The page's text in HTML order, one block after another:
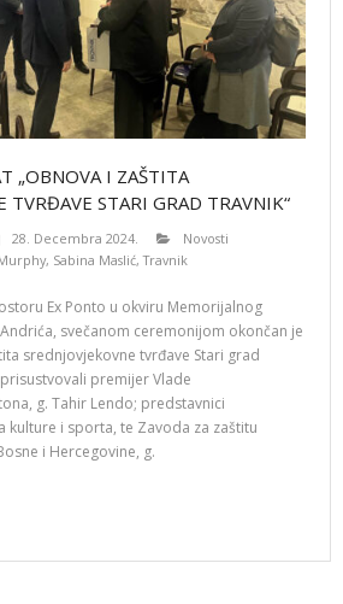
„OBNOVA I ZAŠTITA
TVRĐAVE STARI GRAD TRAVNIK“
28. Decembra 2024.
Novosti
, Sabina Maslić,Travnik
Ex Ponto u okviru Memorijalnog
svečanom ceremonijom okončan je
srednjovjekovne tvrđave Stari grad
premijer Vlade
g. Tahir Lendo; predstavnici
kulture i sporta, te Zavoda za zaštitu
i Hercegovine, g.